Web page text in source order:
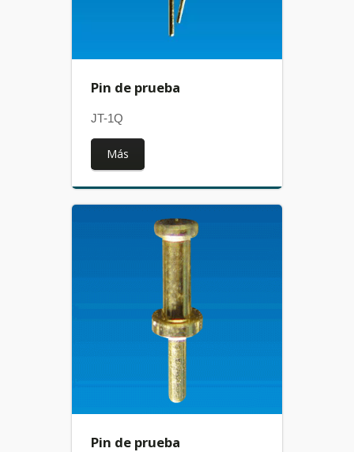
Pin de prueba
JT-1Q
Más
Pin de prueba